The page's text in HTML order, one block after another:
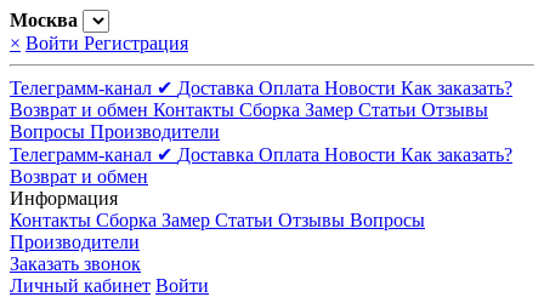
Москва
× Войти Регистрация
Телеграмм-канал ✔ Доставка Оплата Новости Как заказать?
Возврат и обмен Контакты Сборка Замер Статьи Отзывы
Вопросы Производители
Телеграмм-канал ✔ Доставка Оплата Новости Как заказать?
Возврат и обмен
Информация
Контакты Сборка Замер Статьи Отзывы Вопросы
Производители
Заказать звонок
Личный кабинет Войти